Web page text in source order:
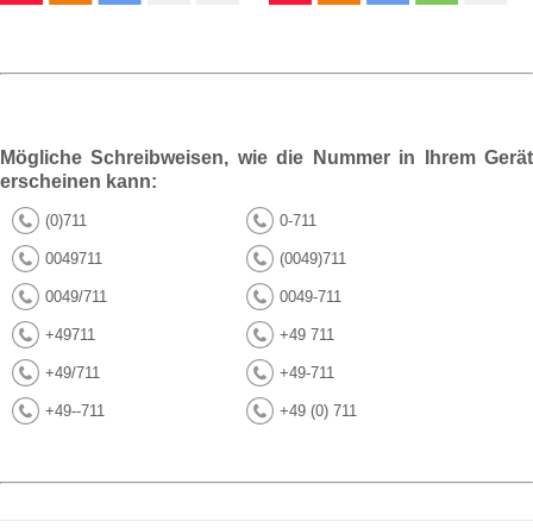
Mögliche Schreibweisen, wie die Nummer in Ihrem Gerät
erscheinen kann:
(0)711 0-711
0049711 (0049)711
0049/711 0049-711
+49711 +49 711
+49/711 +49-711
+49--711 +49 (0) 711